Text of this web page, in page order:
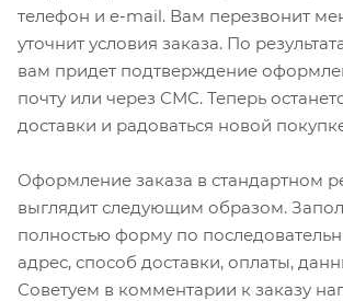
телефон и e-mail. Вам перезвонит
уточнит условия заказа. По
вам придет подтверждение
почту или через СМС. Теперь
доставки и радоваться новой
Оформление заказа в стандартном
выглядит следующим образом.
полностью форму по
адрес, способ доставки, оплаты,
Советуем в комментарии к заказу